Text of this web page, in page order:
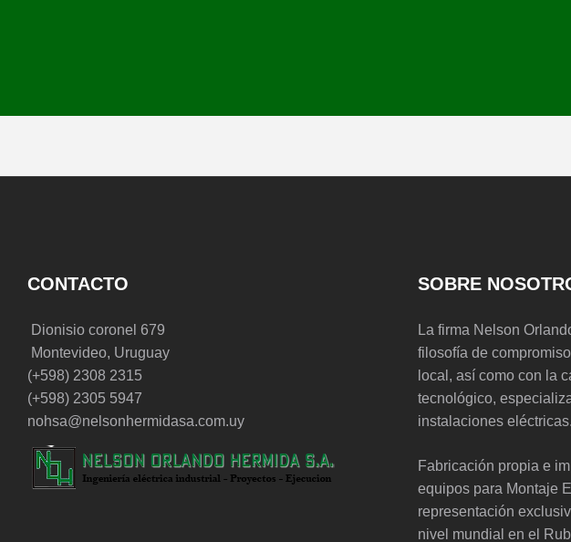
CONTACTO
Dionisio coronel 679
Montevideo, Uruguay
(+598) 2308 2315
(+598) 2305 5947
nohsa@nelsonhermidasa.com.uy
SOBRE
La firma Nelson
filosofía de
local, así como con la
tecnológico,
instalaciones eléctricas.
Fabricación propia e
equipos para Montaje
representación
nivel mundial en el